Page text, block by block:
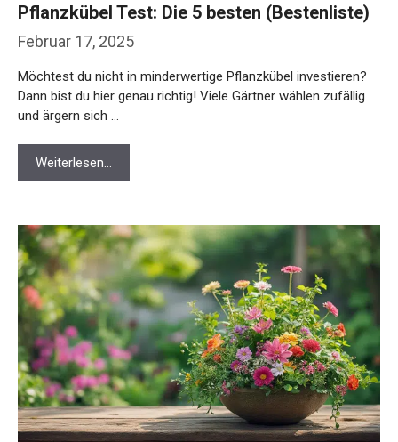
Februar 17, 2025
Pflanzkübel Test: Die 5 besten (Bestenliste)
Möchtest du nicht in minderwertige Pflanzkübel investieren?
Dann bist du hier genau richtig! Viele Gärtner wählen zufällig
und ärgern sich …
Weiterlesen…